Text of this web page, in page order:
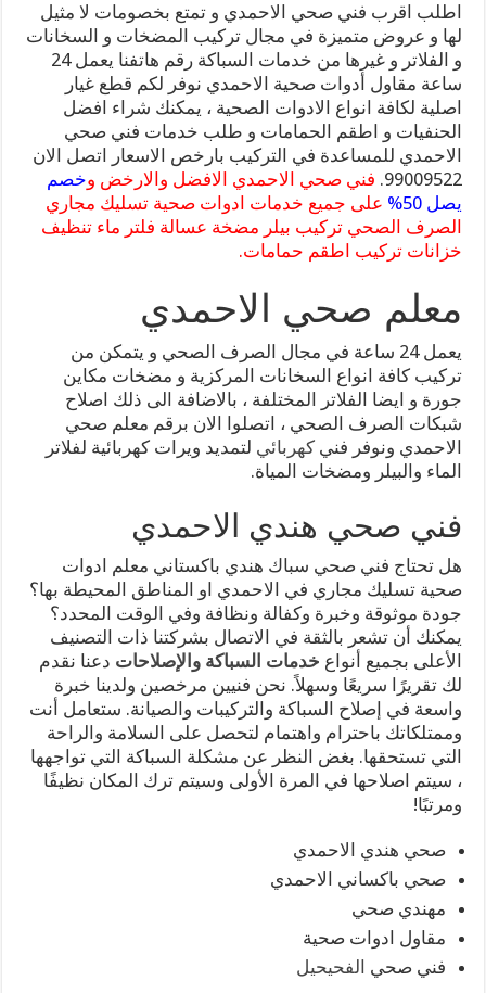
اطلب اقرب فني صحي الاحمدي و تمتع بخصومات لا مثيل
لها و عروض متميزة في مجال تركيب المضخات و السخانات
و الفلاتر و غيرها من خدمات السباكة رقم هاتفنا يعمل 24
ساعة مقاول أدوات صحية الاحمدي نوفر لكم قطع غيار
اصلية لكافة انواع الادوات الصحية ، يمكنك شراء افضل
الحنفيات و اطقم الحمامات و طلب خدمات فني صحي
الاحمدي للمساعدة في التركيب بارخص الاسعار اتصل الان
99009522. فني صحي الاحمدي الافضل والارخض وخصم
يصل 50%
على جميع خدمات ادوات صحية تسليك مجاري
الصرف الصحي تركيب بيلر مضخة عسالة فلتر ماء تنظيف
خزانات تركيب اطقم حمامات.
معلم صحي الاحمدي
يعمل 24 ساعة في مجال الصرف الصحي و يتمكن من
تركيب كافة انواع السخانات المركزية و مضخات مكاين
جورة و ايضا الفلاتر المختلفة ، بالاضافة الى ذلك اصلاح
شبكات الصرف الصحي ، اتصلوا الان برقم معلم صحي
الاحمدي ونوفر فنيكهربائي لتمديد ويرات كهربائية لفلاتر
الماء والبيلر ومضخات المياة.
فني صحي هندي الاحمدي
هل تحتاج فني صحي سباك هندي باكستاني معلم ادوات
صحية تسليك مجاري في الاحمدي او المناطق المحيطة بها؟
جودة موثوقة وخبرة وكفالة ونظافة وفي الوقت المحدد؟
يمكنك أن تشعر بالثقة في الاتصال بشركتنا ذات التصنيف
الأعلى بجميع أنواع خدمات السباكة والإصلاحات دعنا نقدم
لك تقريرًا سريعًا وسهلاً. نحن فنيين مرخصين ولدينا خبرة
واسعة في إصلاح السباكة والتركيبات والصيانة. ستعامل أنت
وممتلكاتك باحترام واهتمام لتحصل على السلامة والراحة
التي تستحقها. بغض النظر عن مشكلة السباكة التي تواجهها
، سيتم اصلاحها في المرة الأولى وسيتم ترك المكان نظيفًا
ومرتبًا!
صحي هندي الاحمدي
صحي باكساني الاحمدي
مهندي صحي
مقاول ادوات صحية
فني صحي الفحيحيل